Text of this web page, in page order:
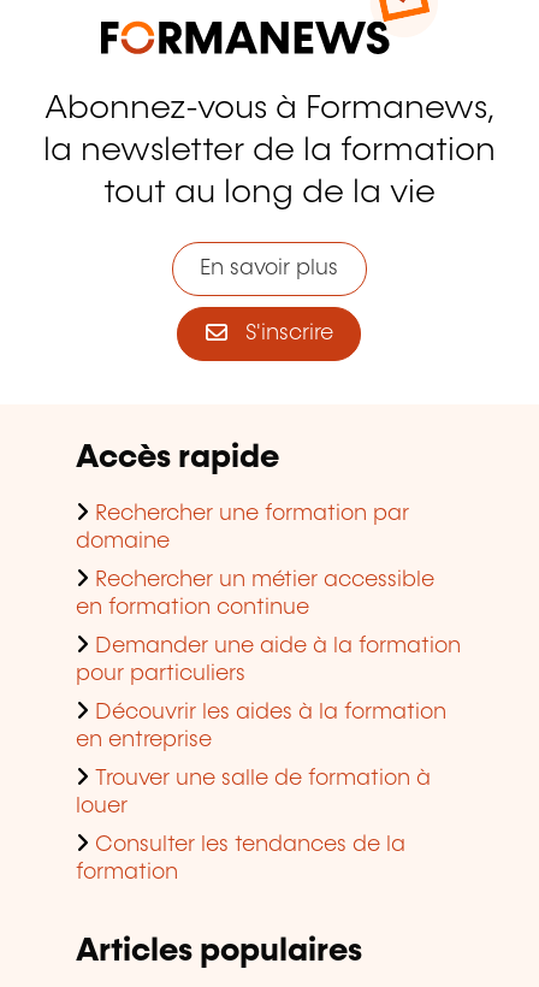
Abonnez-vous à Formanews,
la newsletter de la formation
tout au long de la vie
En savoir plus
S'inscrire
Accès rapide
Rechercher une formation par
domaine
Rechercher un métier accessible
en formation continue
Demander une aide à la formation
pour particuliers
Découvrir les aides à la formation
en entreprise
Trouver une salle de formation à
louer
Consulter les tendances de la
formation
Articles populaires